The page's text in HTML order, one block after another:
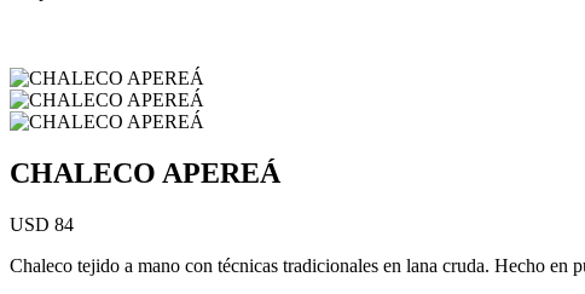
CHALECO APEREÁ
USD 84
Chaleco tejido a mano con técnicas tradicionales en lana cruda. Hecho